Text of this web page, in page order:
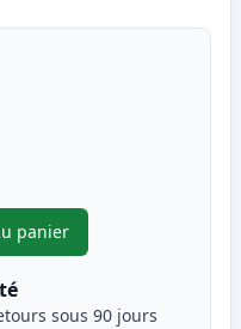
panier
Pack de 5 Brother TN1050
sous 90 jours